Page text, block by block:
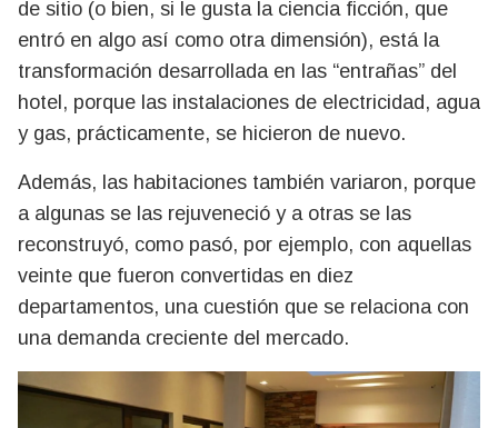
de sitio (o bien, si le gusta la ciencia ficción, que
entró en algo así como otra dimensión), está la
transformación desarrollada en las “entrañas” del
hotel, porque las instalaciones de electricidad, agua
y gas, prácticamente, se hicieron de nuevo.
Además, las habitaciones también variaron, porque
a algunas se las rejuveneció y a otras se las
reconstruyó, como pasó, por ejemplo, con aquellas
veinte que fueron convertidas en diez
departamentos, una cuestión que se relaciona con
una demanda creciente del mercado.